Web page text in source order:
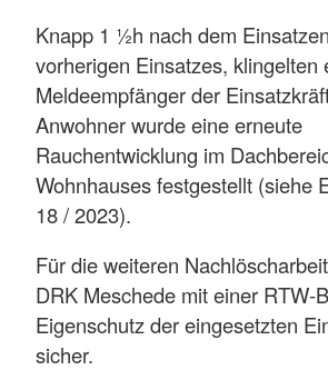
Knapp 1 ½h nach dem
vorherigen Einsatzes, klingelten
Meldeempfänger der
Anwohner wurde eine erneute
Rauchentwicklung im
Wohnhauses festgestellt (siehe
18 / 2023).
Für die weiteren
DRK Meschede mit einer RTW-
Eigenschutz der eingesetzten
sicher.